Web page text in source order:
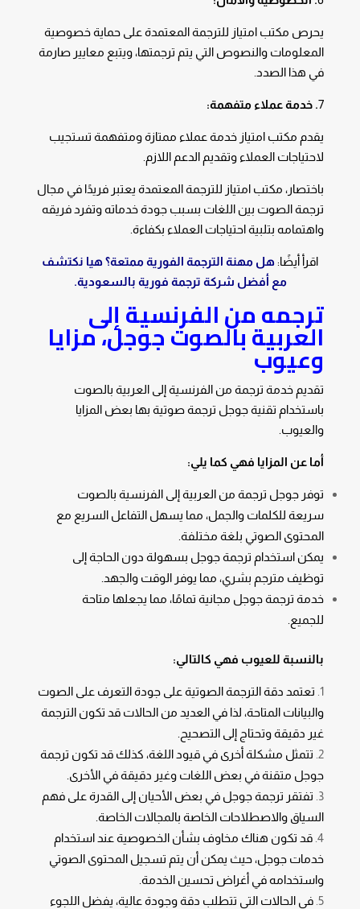
يحرص مكتب امتياز للترجمة المعتمدة على حماية خصوصية
المعلومات والنصوص التي يتم ترجمتها، ويتبع معايير صارمة
في هذا الصدد.
7. خدمة عملاء متفهمة:
يقدم مكتب امتياز خدمة عملاء ممتازة ومتفهمة تستجيب
لاحتياجات العملاء وتقديم الدعم اللازم.
باختصار، مكتب امتياز للترجمة المعتمدة يعتبر فريدًا في مجال
ترجمة الصوت بين اللغات بسبب جودة خدماته وتفرد فريقه
واهتمامه بتلبية احتياجات العملاء بكفاءة.
اقرأ أيضًا:هل مهنة الترجمة الفورية ممتعة؟ هيا نكتشف
مع أفضل شركة ترجمة فورية بالسعودية.
ترجمه من الفرنسية إلى
العربية بالصوت جوجل،مزايا
وعيوب
تقديم خدمة ترجمة من الفرنسية إلى العربية بالصوت
باستخدام تقنية جوجل ترجمة صوتية بها بعض المزايا
والعيوب.
أما عن المزايا فهي كما يلي:
توفر جوجل ترجمة من العربية إلى الفرنسية بالصوت
سريعة للكلمات والجمل، مما يسهل التفاعل السريع مع
المحتوى الصوتي بلغة مختلفة.
يمكن استخدام ترجمة جوجل بسهولة دون الحاجة إلى
توظيف مترجم بشري، مما يوفر الوقت والجهد.
خدمة ترجمة جوجل مجانية تمامًا، مما يجعلها متاحة
للجميع.
بالنسبة للعيوب فهي كالتالي:
تعتمد دقة الترجمة الصوتية على جودة التعرف على الصوت
والبيانات المتاحة، لذا في العديد من الحالات قد تكون الترجمة
غير دقيقة وتحتاج إلى التصحيح.
تتمثل مشكلة أخرى في قيود اللغة، كذلك قد تكون ترجمة
جوجل متقنة في بعض اللغات وغير دقيقة في الأخرى.
تفتقر ترجمة جوجل في بعض الأحيان إلى القدرة على فهم
السياق والاصطلاحات الخاصة بالمجالات الخاصة.
قد تكون هناك مخاوف بشأن الخصوصية عند استخدام
خدمات جوجل، حيث يمكن أن يتم تسجيل المحتوى الصوتي
واستخدامه في أغراض تحسين الخدمة.
في الحالات التي تتطلب دقة وجودة عالية، يفضل اللجوء